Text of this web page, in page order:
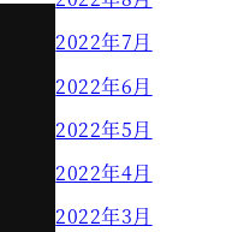
2022年7月
2022年6月
2022年5月
2022年4月
2022年3月